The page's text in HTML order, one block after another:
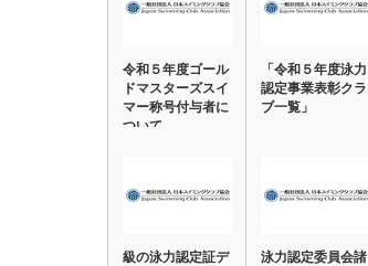
令和５年度ゴール
ドマスターズスイ
マー称号付与者に
ついて
「令和５年度泳力
認定事業表彰クラ
ブ一覧」
級の泳力認定証デ
泳力認定委員会諸